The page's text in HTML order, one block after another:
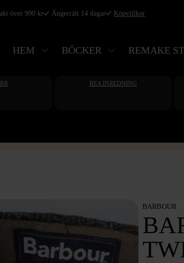
över 990 kr Ångerrätt 14 dagar Köpvillkor
HEM BÖCKER REMAKE
REA INREDNING
BARBOUR